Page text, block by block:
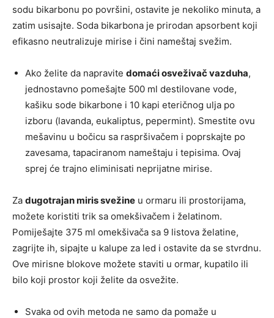
sodu bikarbonu po površini, ostavite je nekoliko minuta, a
zatim usisajte. Soda bikarbona je prirodan apsorbent koji
efikasno neutralizuje mirise i čini nameštaj svežim.
Ako želite da napravite domaći osveživač vazduha,
jednostavno pomešajte 500 ml destilovane vode,
kašiku sode bikarbone i 10 kapi eteričnog ulja po
izboru (lavanda, eukaliptus, pepermint). Smestite ovu
mešavinu u bočicu sa raspršivačem i poprskajte po
zavesama, tapaciranom nameštaju i tepisima. Ovaj
sprej će trajno eliminisati neprijatne mirise.
Za dugotrajan miris svežine u ormaru ili prostorijama,
možete koristiti trik sa omekšivačem i želatinom.
Pomiješajte 375 ml omekšivača sa 9 listova želatine,
zagrijte ih, sipajte u kalupe za led i ostavite da se stvrdnu.
Ove mirisne blokove možete staviti u ormar, kupatilo ili
bilo koji prostor koji želite da osvežite.
Svaka od ovih metoda ne samo da pomaže u